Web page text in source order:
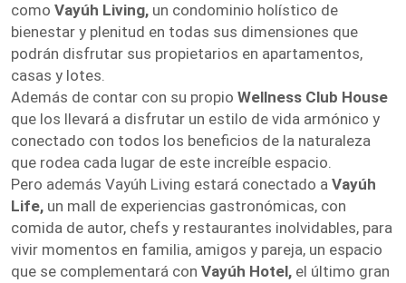
como Vayúh Living, un condominio holístico de
bienestar y plenitud en todas sus dimensiones que
podrán disfrutar sus propietarios en apartamentos,
casas y lotes.
Además de contar con su propio Wellness Club House
que los llevará a disfrutar un estilo de vida armónico y
conectado con todos los beneficios de la naturaleza
que rodea cada lugar de este increíble espacio.
Pero además Vayúh Living estará conectado a Vayúh
Life, un mall de experiencias gastronómicas, con
comida de autor, chefs y restaurantes inolvidables, para
vivir momentos en familia, amigos y pareja, un espacio
que se complementará con Vayúh Hotel, el último gran